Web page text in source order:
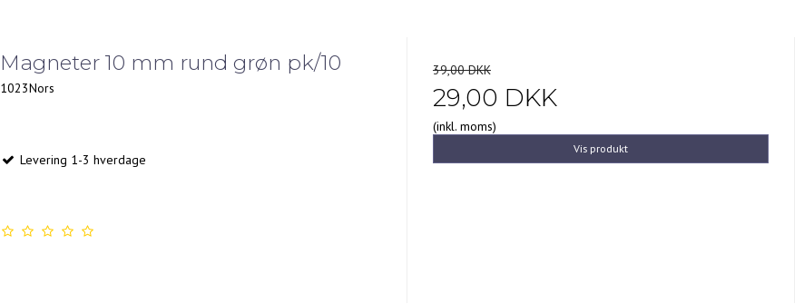
Magneter 10 mm rund grøn pk/10
1023Nors
Levering 1-3 hverdage
39,00 DKK
29,00 DKK
(inkl. moms)
Vis produkt